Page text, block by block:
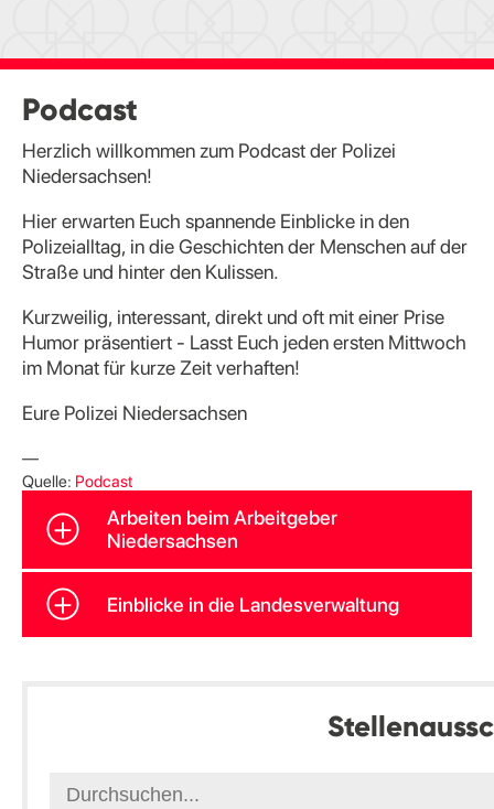
Podcast
Herzlich willkommen zum Podcast der Polizei
Niedersachsen!
Hier erwarten Euch spannende Einblicke in den
Polizeialltag, in die Geschichten der Menschen auf der
Straße und hinter den Kulissen.
Kurzweilig, interessant, direkt und oft mit einer Prise
Humor präsentiert - Lasst Euch jeden ersten Mittwoch
im Monat für kurze Zeit verhaften!
Eure Polizei Niedersachsen
—
Quelle: Podcast
Arbeiten beim Arbeitgeber
Niedersachsen
Einblicke in die Landesverwaltung